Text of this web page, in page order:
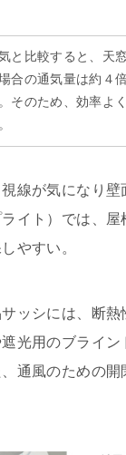
と比較すると、天
合の通気量は約４
そのため、効率よ
線が気になり壁
イト）では、
やすい。
ッシには、断
光用のブライン
通風のための開